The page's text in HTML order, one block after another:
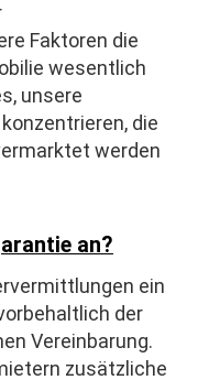
Faktoren die
wesentlich
unsere
die
werden
an?
ein
der
Vereinbarung.
zusätzliche